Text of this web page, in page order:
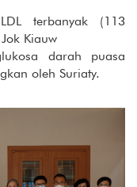
terbanyak (113
Kiauw
darah puasa
oleh Suriaty.